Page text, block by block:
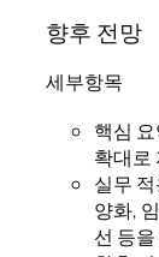
향후 전망
세부항목
핵심
확대로
실무
양화,
선 등